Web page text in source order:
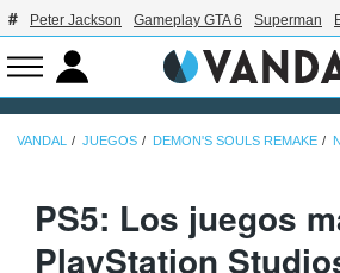
Peter Jackson Gameplay GTA 6 Superman
VANDAL JUEGOS DEMON'S SOULS REMAKE
PS5: Los juegos
PlayStation